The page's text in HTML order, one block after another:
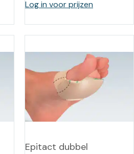
Log in voor prijzen
Epitact dubbel